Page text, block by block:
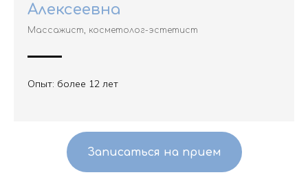
Алексеевна
Массажист, косметолог-эстетист
Опыт: более 12 лет
Записаться на прием